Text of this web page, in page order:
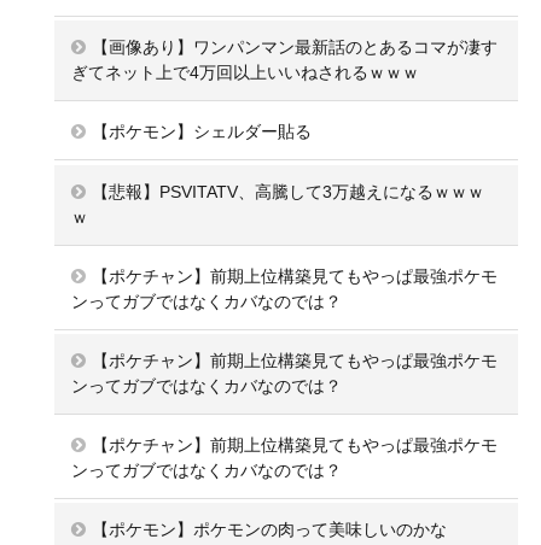
【画像あり】ワンパンマン最新話のとあるコマが凄す
ぎてネット上で4万回以上いいねされるｗｗｗ
【ポケモン】シェルダー貼る
【悲報】PSVITATV、高騰して3万越えになるｗｗｗ
ｗ
【ポケチャン】前期上位構築見てもやっぱ最強ポケモ
ンってガブではなくカバなのでは？
【ポケチャン】前期上位構築見てもやっぱ最強ポケモ
ンってガブではなくカバなのでは？
【ポケチャン】前期上位構築見てもやっぱ最強ポケモ
ンってガブではなくカバなのでは？
【ポケモン】ポケモンの肉って美味しいのかな